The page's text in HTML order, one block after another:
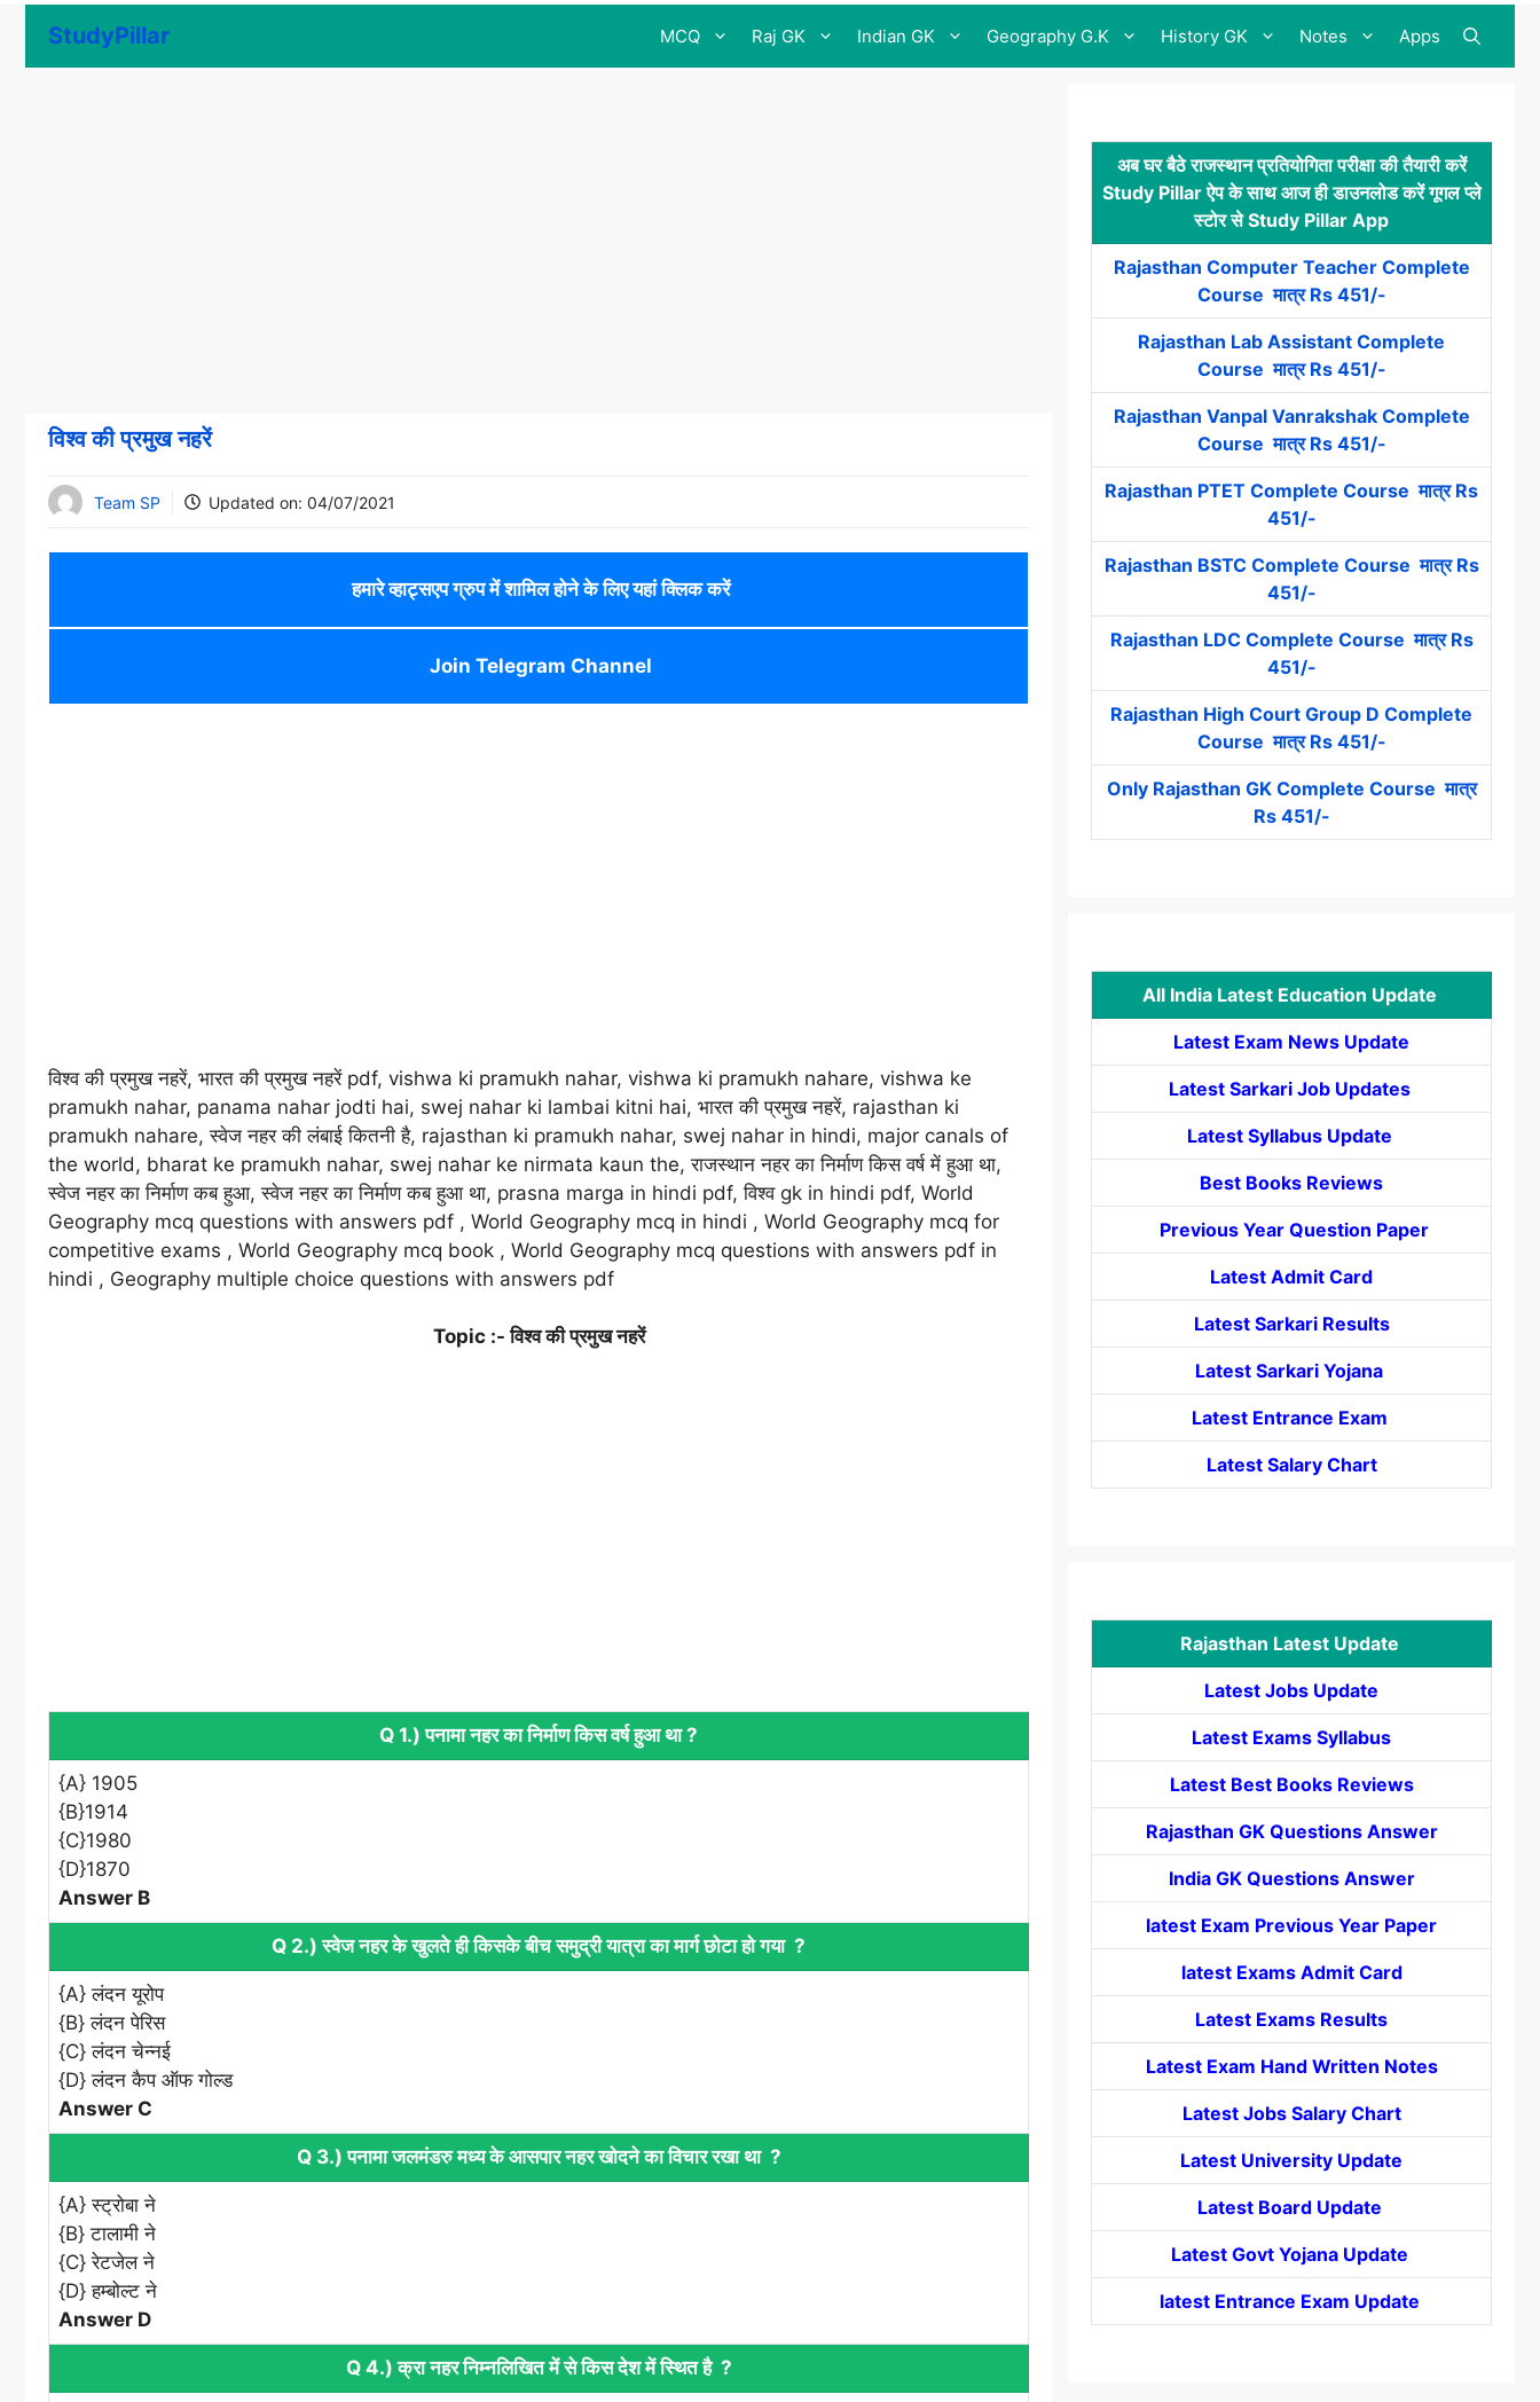
content
StudyPillar MCQ Raj GK Indian GK Geography G.K History GK Notes Apps
विश्व की प्रमुख नहरें
Team SP Updated on: 04/07/2021
हमारे व्हाट्सएप ग्रुप में शामिल होने के लिए यहां क्लिक करें
Join Telegram Channel
विश्व की प्रमुख नहरें, भारत की प्रमुख नहरें pdf, vishwa ki pramukh nahar, vishwa ki pramukh nahare, vishwa ke
pramukh nahar, panama nahar jodti hai, swej nahar ki lambai kitni hai, भारत की प्रमुख नहरें, rajasthan ki
pramukh nahare, स्वेज नहर की लंबाई कितनी है, rajasthan ki pramukh nahar, swej nahar in hindi, major canals of
the world, bharat ke pramukh nahar, swej nahar ke nirmata kaun the, राजस्थान नहर का निर्माण किस वर्ष में हुआ था,
स्वेज नहर का निर्माण कब हुआ, स्वेज नहर का निर्माण कब हुआ था, prasna marga in hindi pdf, विश्व gk in hindi pdf, World
Geography mcq questions with answers pdf , World Geography mcq in hindi , World Geography mcq for
competitive exams , World Geography mcq book , World Geography mcq questions with answers pdf in
hindi , Geography multiple choice questions with answers pdf
Topic :- विश्व की प्रमुख नहरें
Q 1.) पनामा नहर का निर्माण किस वर्ष हुआ था ?
{A} 1905
{B}1914
{C}1980
{D}1870
Answer B
Q 2.) स्वेज नहर के खुलते ही किसके बीच समुद्री यात्रा का मार्ग छोटा हो गया ?
{A} लंदन यूरोप
{B} लंदन पेरिस
{C} लंदन चेन्नई
{D} लंदन कैप ऑफ गोल्ड
Answer C
Q 3.) पनामा जलमंडरु मध्य के आसपार नहर खोदने का विचार रखा था ?
{A} स्ट्रोबा ने
{B} टालामी ने
{C} रेटजेल ने
{D} हम्बोल्ट ने
Answer D
Q 4.) क्रा नहर निम्नलिखित में से किस देश में स्थित है ?
अब घर बैठे राजस्थान प्रतियोगिता परीक्षा की तैयारी करें
Study Pillar ऐप के साथ आज ही डाउनलोड करें गूगल प्ले
स्टोर से Study Pillar App
Rajasthan Computer Teacher Complete
Course मात्र Rs 451/-
Rajasthan Lab Assistant Complete
Course मात्र Rs 451/-
Rajasthan Vanpal Vanrakshak Complete
Course मात्र Rs 451/-
Rajasthan PTET Complete Course मात्र Rs
451/-
Rajasthan BSTC Complete Course मात्र Rs
451/-
Rajasthan LDC Complete Course मात्र Rs
451/-
Rajasthan High Court Group D Complete
Course मात्र Rs 451/-
Only Rajasthan GK Complete Course मात्र
Rs 451/-
All India Latest Education Update
Latest Exam News Update
Latest Sarkari Job Updates
Latest Syllabus Update
Best Books Reviews
Previous Year Question Paper
Latest Admit Card
Latest Sarkari Results
Latest Sarkari Yojana
Latest Entrance Exam
Latest Salary Chart
Rajasthan Latest Update
Latest Jobs Update
Latest Exams Syllabus
Latest Best Books Reviews
Rajasthan GK Questions Answer
India GK Questions Answer
latest Exam Previous Year Paper
latest Exams Admit Card
Latest Exams Results
Latest Exam Hand Written Notes
Latest Jobs Salary Chart
Latest University Update
Latest Board Update
Latest Govt YojanaUpdate
latest Entrance Exam Update